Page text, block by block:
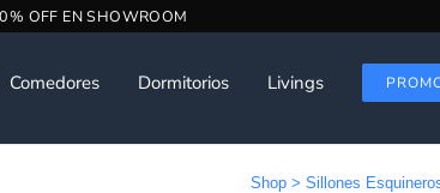
Comedores Dormitorios Livings
Shop > Sillones